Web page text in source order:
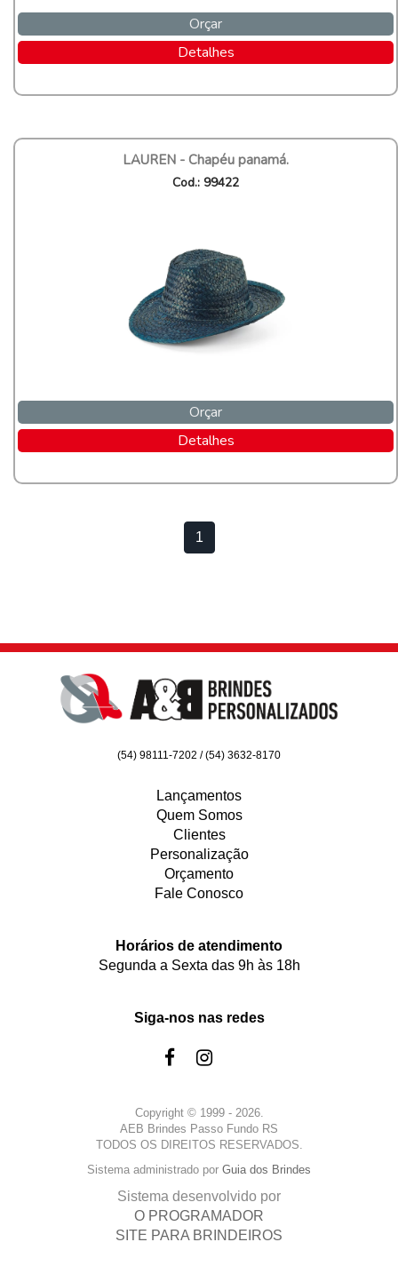
Orçar
Detalhes
LAUREN - Chapéu panamá.
Cod.: 99422
Orçar
Detalhes
1
(54) 98111-7202 / (54) 3632-8170
Lançamentos
Quem Somos
Clientes
Personalização
Orçamento
Fale Conosco
Horários de atendimento
Segunda a Sexta das 9h às 18h
Siga-nos nas redes
Copyright © 1999 - 2026.
AEB Brindes Passo Fundo RS
TODOS OS DIREITOS RESERVADOS.
Sistema administrado por Guia dos Brindes
Sistema desenvolvido por
O PROGRAMADOR
SITE PARA BRINDEIROS